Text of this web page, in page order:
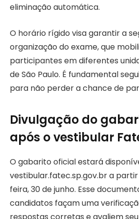
eliminação automática.
O horário rígido visa garantir a
organização do exame, que
participantes em diferentes
de São Paulo. É fundamental
para não perder a chance de
Divulgação do
após o vestibular
O gabarito oficial estará
vestibular.fatec.sp.gov.br a
feira, 30 de junho. Esse
candidatos façam uma